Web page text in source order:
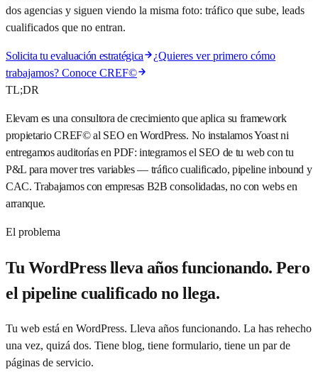
dos agencias y siguen viendo la misma foto: tráfico que sube, leads
cualificados que no entran.
Solicita tu evaluación estratégica
¿Quieres ver primero cómo
trabajamos? Conoce CREF©
TL;DR
Elevam es una consultora de crecimiento que aplica su framework
propietario CREF© al SEO en WordPress. No instalamos Yoast ni
entregamos auditorías en PDF: integramos el SEO de tu web con tu
P&L para mover tres variables — tráfico cualificado, pipeline inbound y
CAC. Trabajamos con empresas B2B consolidadas, no con webs en
arranque.
El problema
Tu WordPress lleva años funcionando. Pero
el pipeline cualificado no llega.
Tu web está en WordPress. Lleva años funcionando. La has rehecho
una vez, quizá dos. Tiene blog, tiene formulario, tiene un par de
páginas de servicio.